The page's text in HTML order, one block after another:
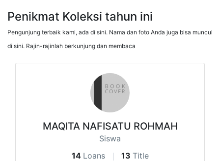
Penikmat Koleksi tahun ini
Pengunjung terbaik kami, ada di sini. Nama dan foto Anda juga bisa muncul
di sini. Rajin-rajinlah berkunjung dan membaca
MAQITA NAFISATU ROHMAH
Siswa
14 Loans 13 Title